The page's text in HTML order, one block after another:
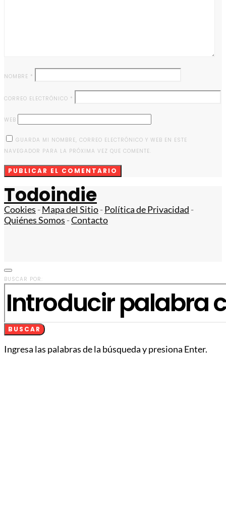
NOMBRE *
CORREO ELECTRÓNICO *
WEB
GUARDA MI NOMBRE, CORREO ELECTRÓNICO Y WEB EN ESTE
NAVEGADOR PARA LA PRÓXIMA VEZ QUE COMENTE.
Todoindie
Cookies -Mapa del Sitio-Política de Privacidad -
Quiénes Somos -Contacto
BUSCAR POR:
BUSCAR
Ingresa las palabras de la búsqueda y presiona Enter.